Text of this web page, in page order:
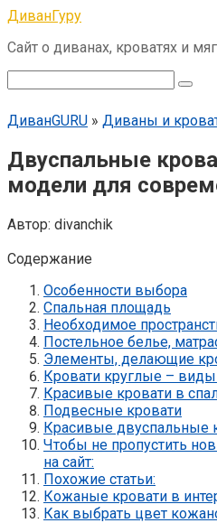
Перейти
контенту
ДиванГуру
Сайт о диванах, кроватях и
ДиванGURU » Диваны и
Двуспальные
модели для
Автор: divanchik
Содержание
Особенности выбора
Спальная площадь
Необходимое
Постельное белье,
Элементы, делающие
Кровати круглые – виды
Красивые кровати в
Подвесные кровати
Красивые двуспальные
Чтобы не пропустить
на сайт:
Похожие статьи:
Кожаные кровати в
Как выбрать цвет